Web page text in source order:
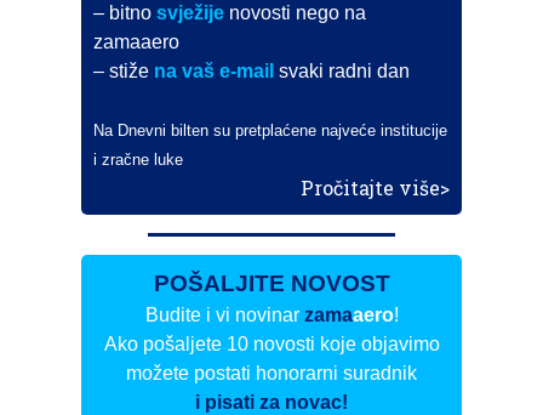
– bitnosvježije novosti nego na
zamaaero
– stiže na vaš e-mail svaki radni dan
Na Dnevni bilten su pretplaćene najveće institucije
i zračne luke
Pročitajte više>
POŠALJITE NOVOST
Budite i vi novinar zamaaero!
Ako pošaljete 10 novosti koje objavimo
možete postati honorarni suradnik
i pisati za novac!